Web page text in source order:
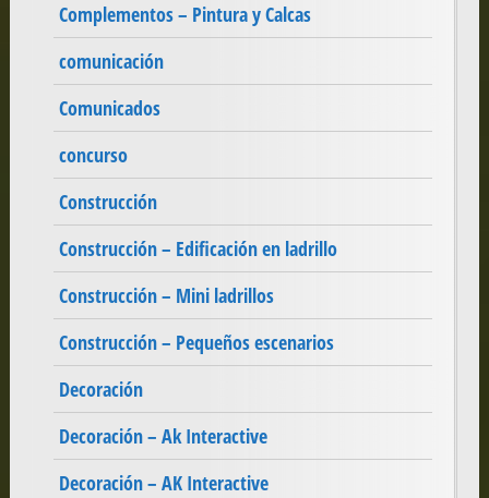
Complementos – Pintura y Calcas
comunicación
Comunicados
concurso
Construcción
Construcción – Edificación en ladrillo
Construcción – Mini ladrillos
Construcción – Pequeños escenarios
Decoración
Decoración – Ak Interactive
Decoración – AK Interactive